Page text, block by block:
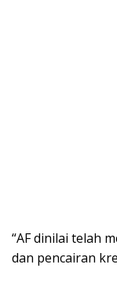
“AF dinilai telah
dan pencairan